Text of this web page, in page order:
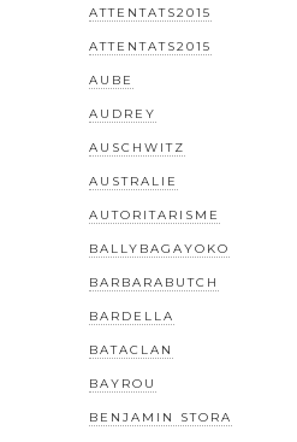
ATTENTATS2015
ATTENTATS2015
AUBE
AUDREY
AUSCHWITZ
AUSTRALIE
AUTORITARISME
BALLYBAGAYOKO
BARBARABUTCH
BARDELLA
BATACLAN
BAYROU
BENJAMIN STORA